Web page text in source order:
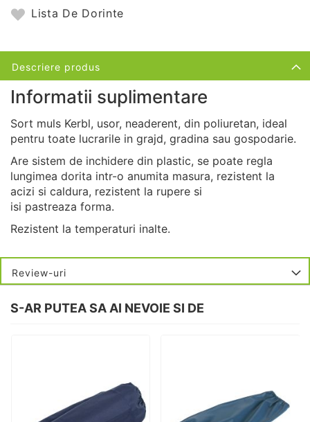
Lista De Dorinte
Descriere produs
Informatii suplimentare
Sort muls Kerbl, usor, neaderent, din poliuretan, ideal
pentru toate lucrarile in grajd, gradina sau gospodarie.
Are sistem de inchidere din plastic, se poate regla
lungimea dorita intr-o anumita masura, rezistent la
acizi si caldura, rezistent la rupere si
isi pastreaza forma.
Rezistent la temperaturi inalte.
Review-uri
S-AR PUTEA SA AI NEVOIE SI DE